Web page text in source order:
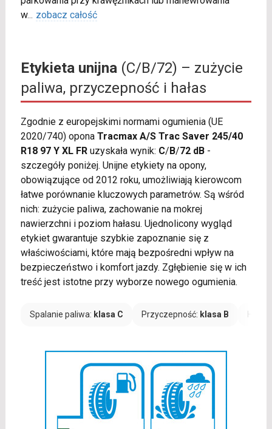
w... zobacz całość
Etykieta unijna(C/B/72) – zużycie
paliwa, przyczepność i hałas
Zgodnie z europejskimi normami ogumienia (UE
2020/740) opona Tracmax A/S Trac Saver 245/40
R18 97 Y XL FRuzyskała wynik: C/B/72 dB-
szczegóły poniżej. Unijne etykiety na opony,
obowiązujące od 2012 roku, umożliwiają kierowcom
łatwe porównanie kluczowych parametrów. Są wśród
nich: zużycie paliwa, zachowanie na mokrej
nawierzchni i poziom hałasu. Ujednolicony wygląd
etykiet gwarantuje szybkie zapoznanie się z
właściwościami, które mają bezpośredni wpływ na
bezpieczeństwo i komfort jazdy. Zgłębienie się w ich
treść jest istotne przy wyborze nowego ogumienia.
Spalanie paliwa: klasa C Przyczepność: klasa B